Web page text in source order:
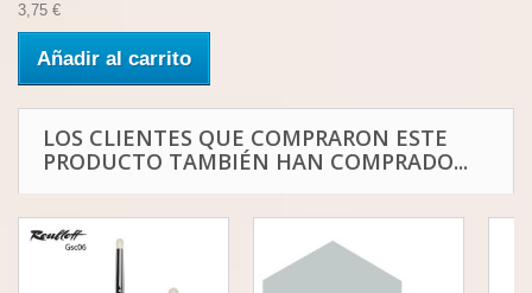
3,75 €
Añadir al carrito
LOS CLIENTES QUE COMPRARON ESTE
PRODUCTO TAMBIÉN HAN COMPRADO...